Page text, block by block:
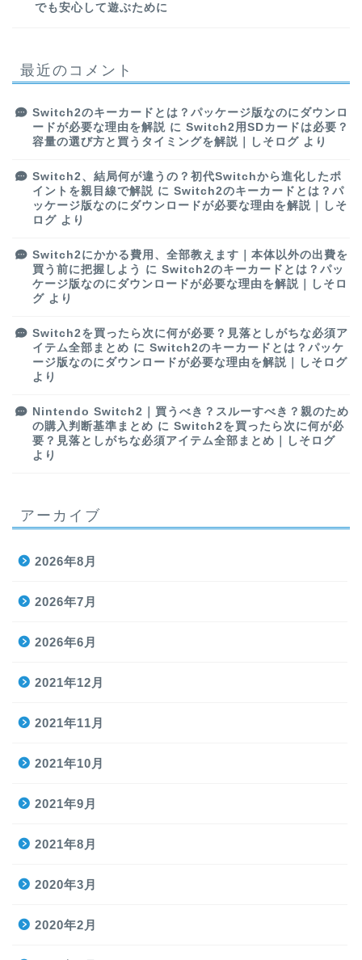
でも安心して遊ぶために
最近のコメント
Switch2のキーカードとは？パッケージ版なのにダウンロ
ードが必要な理由を解説 に Switch2用SDカードは必要？
容量の選び方と買うタイミングを解説｜しそログ より
Switch2、結局何が違うの？初代Switchから進化したポ
イントを親目線で解説 に Switch2のキーカードとは？パ
ッケージ版なのにダウンロードが必要な理由を解説｜しそ
ログ より
Switch2にかかる費用、全部教えます｜本体以外の出費を
買う前に把握しよう
に Switch2のキーカードとは？パッ
ケージ版なのにダウンロードが必要な理由を解説｜しそロ
グ より
Switch2を買ったら次に何が必要？見落としがちな必須ア
イテム全部まとめ に Switch2のキーカードとは？パッケ
ージ版なのにダウンロードが必要な理由を解説｜しそログ
より
Nintendo Switch2｜買うべき？スルーすべき？親のため
の購入判断基準まとめ に Switch2を買ったら次に何が必
要？見落としがちな必須アイテム全部まとめ｜しそログ
より
アーカイブ
2026年8月
2026年7月
2026年6月
2021年12月
2021年11月
2021年10月
2021年9月
2021年8月
2020年3月
2020年2月